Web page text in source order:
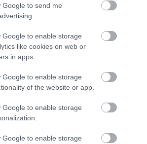
Google to send me
Google to enable storage
like cookies on web or
in apps.
Google to enable storage
of the website or app.
Google to enable storage
Google to enable storage
West
elnöki álmai is
ír légitársaság
marketingeseit
szavazni. Saját tweetje szerint
megbízik: saját magára.
során 60 ezer szavazatot
eredménynek és 5. helynek felel